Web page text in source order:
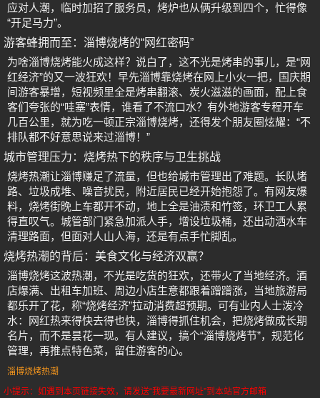
应对人潮，临时加招了服务员，烤炉也从俩升级到四个，忙得像
“开足马力”。
游客蜂拥而至：淄博烧烤的“网红密码”
为啥淄博烧烤能火成这样？说白了，这不光是烤串的事儿，是“网
红经济”的又一波狂欢！早先淄博靠烧烤在网上小火一把，国庆期
间游客暴增，短视频里全是烤串翻滚、炭火滋滋的画面，配上食
客们夸张的“哇塞”表情，谁看了不流口水？有外地游客专程开车
几百公里，就为吃一顿正宗淄博烧烤，还得发个朋友圈炫耀：“不
排队都不好意思说来过淄博！”
城市管理压力：烧烤热下的秩序与卫生挑战
烧烤热潮让淄博赚足了流量，但也给城市管理出了难题。长队堵
路、垃圾成堆、噪音扰民，附近居民已经开始抱怨了。有网友爆
料，烧烤街晚上车都开不动，地上全是油渍和竹签，环卫工人累
得直叹气。城管部门紧急加派人手，增设垃圾桶，还出动洒水车
清理路面，但面对人山人海，还是有点手忙脚乱。
烧烤热潮的背后：美食文化与经济双赢？
淄博烧烤这波热潮，不光是吃货的狂欢，还带火了当地经济。酒
店爆满、出租车加班、周边小店生意都跟着蹭蹭涨，当地旅游局
都乐开了花，称“烧烤经济”拉动消费超预期。可有业内人士泼冷
水：网红热来得快去得也快，淄博得抓住机会，把烧烤做成长期
名片，而不是昙花一现。有人建议，搞个“淄博烧烤节”，规范化
管理，再推点特色菜，留住游客的心。
淄博烧烤热潮
小提示：如遇到本页链接失效，请发送“我要最新网址”到本站官方邮箱